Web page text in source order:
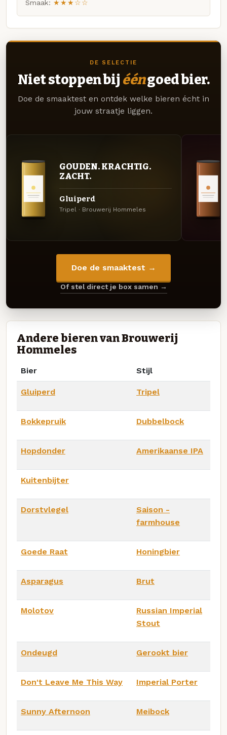
Smaak: ★★★☆☆
DE SELECTIE
Niet stoppen bij ééngoed bier.
Doe de smaaktest en ontdek welke bieren écht in
jouw straatje liggen.
GOUDEN. KRACHTIG.
ZACHT.
Gluiperd
Tripel · Brouwerij Hommeles
Doe de smaaktest →
Of stel direct je box samen →
Andere bieren van Brouwerij
Hommeles
Bier Stijl
Gluiperd Tripel
Bokkepruik Dubbelbock
Hopdonder Amerikaanse IPA
Kuitenbijter
Dorstvlegel
Saison -
farmhouse
Goede Raat Honingbier
Asparagus Brut
Molotov
Russian Imperial
Stout
Ondeugd Gerookt bier
Don't Leave Me This Way Imperial Porter
Sunny Afternoon Meibock